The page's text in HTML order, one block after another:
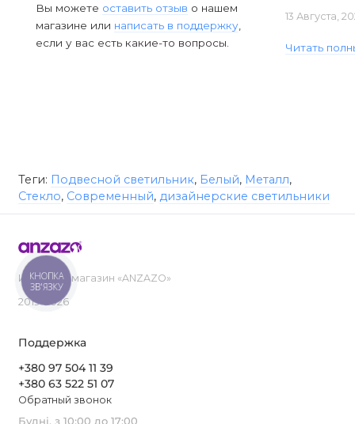
Вы можете оставить отзыв о нашем
магазине или написать в поддержку,
если у вас есть какие-то вопросы.
13 Августа,
Читать
Теги: Подвесной светильник, Белый, Металл,
Стекло, Современный, дизайнерские светильники
Интернет-магазин «ANZAZO»
2019-2026
Поддержка
+380 97 504 11 39
+380 63 522 51 07
Обратный звонок
Будні, з 10:00 до 17:00
КНОПКА
ЗВ'ЯЗКУ